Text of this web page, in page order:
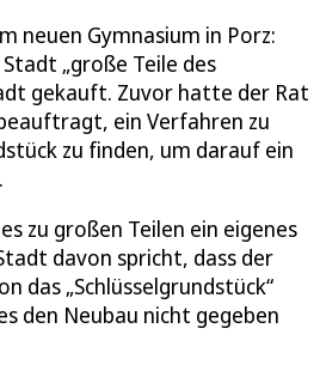
neuen Gymnasium in Porz:
„große Teile des
gekauft. Zuvor hatte der Rat
ein Verfahren zu
zu finden, um darauf ein
zu großen Teilen ein eigenes
davon spricht, dass der
das „Schlüsselgrundstück“
den Neubau nicht gegeben